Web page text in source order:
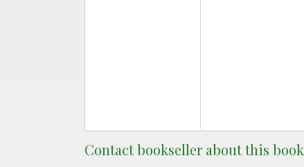
Contact bookseller about this book